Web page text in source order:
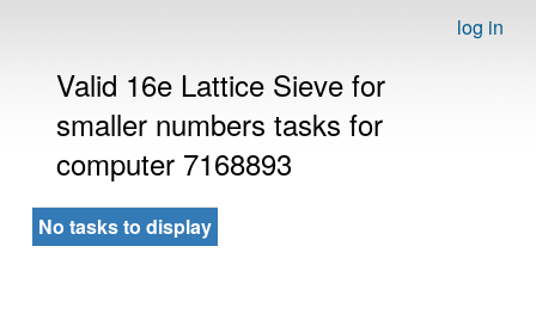
log in
Valid 16e Lattice Sieve for
smaller numbers tasks for
computer 7168893
No tasks to display